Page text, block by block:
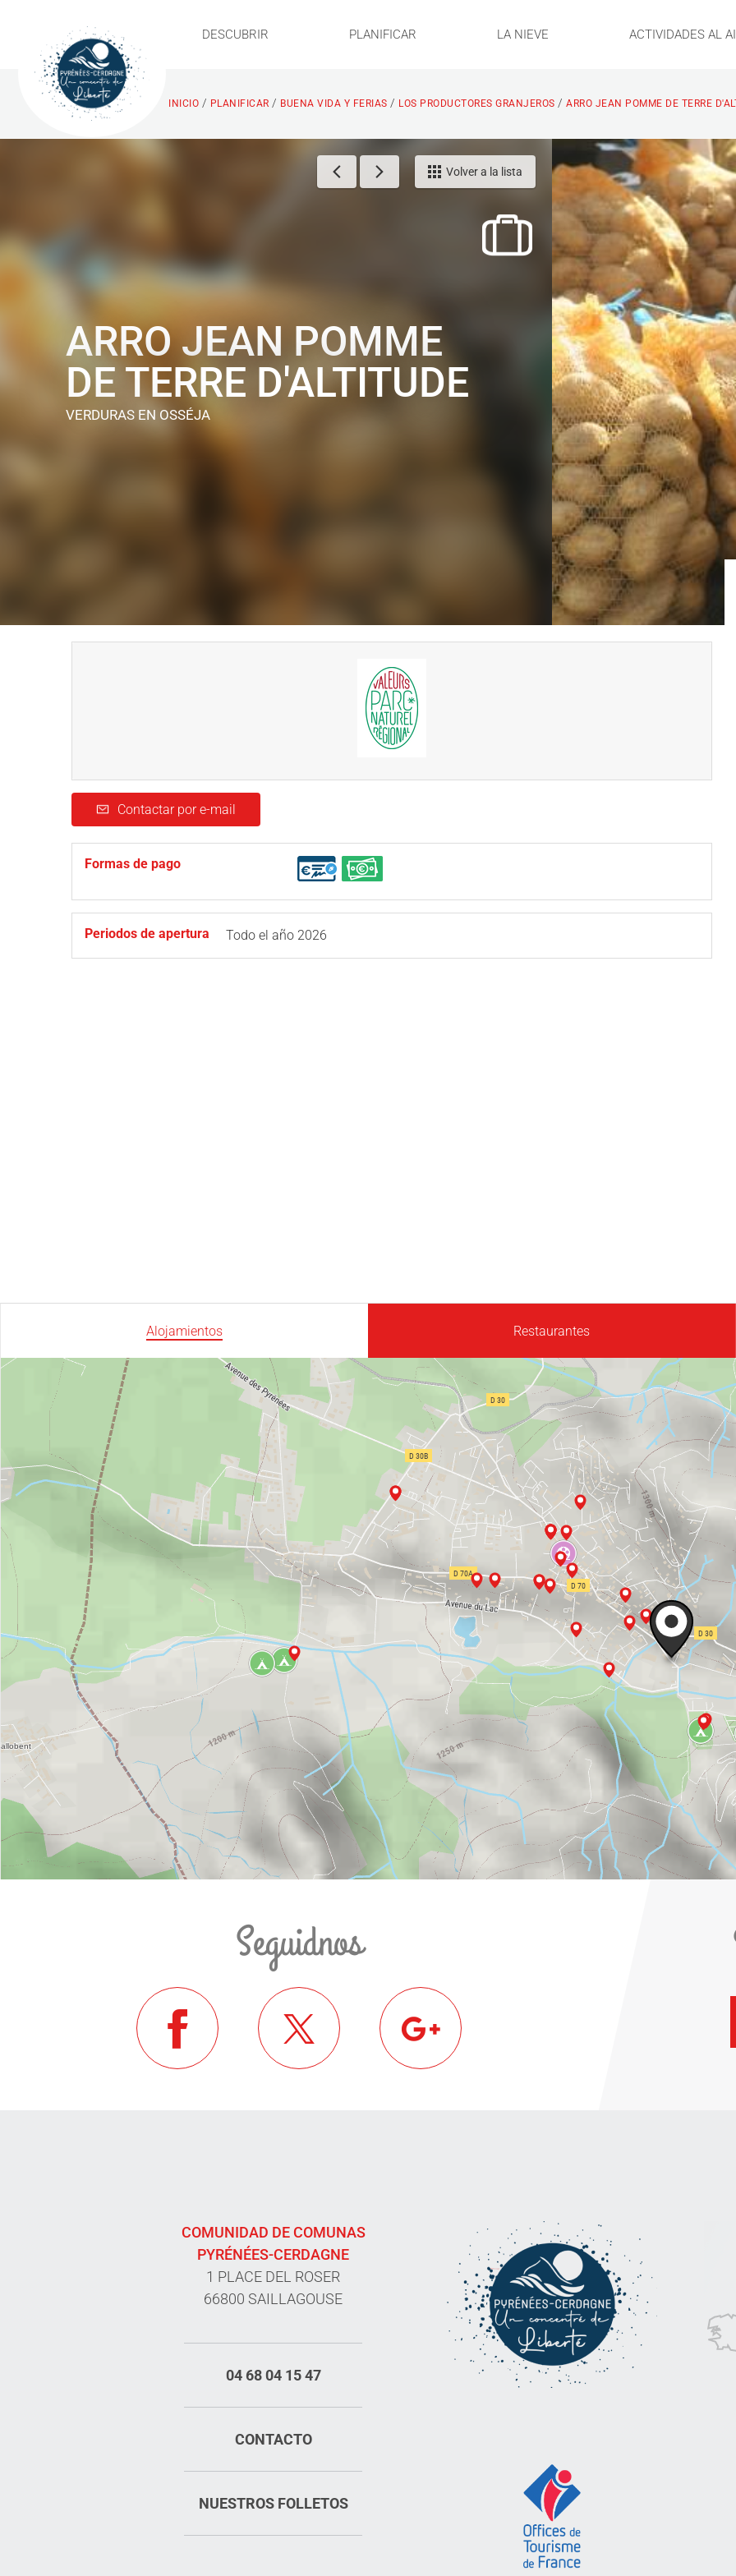
DESCUBRIR PLANIFICAR LA NIEVE ACTIVIDADES AL
INICIO / PLANIFICAR / BUENA VIDA Y FERIAS / LOS PRODUCTORES GRANJEROS / ARRO JEAN POMME DE TERRE
Volver a la lista
ARRO JEAN POMME
DE TERRE D'ALTITUDE
VERDURAS EN OSSÉJA
Contactar por e-mail
Formas de pago
Periodos de apertura Todo el año 2026
Alojamientos Restaurantes
Seguidnos
COMUNIDAD DE COMUNAS
PYRÉNÉES-CERDAGNE
1 PLACE DEL ROSER
66800 SAILLAGOUSE
04 68 04 15 47
CONTACTO
NUESTROS FOLLETOS